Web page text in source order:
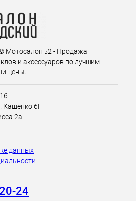
Мотосалон 52 - Продажа
и аксессуаров по лучшим
Кащенко 6Г
2а
данных
24